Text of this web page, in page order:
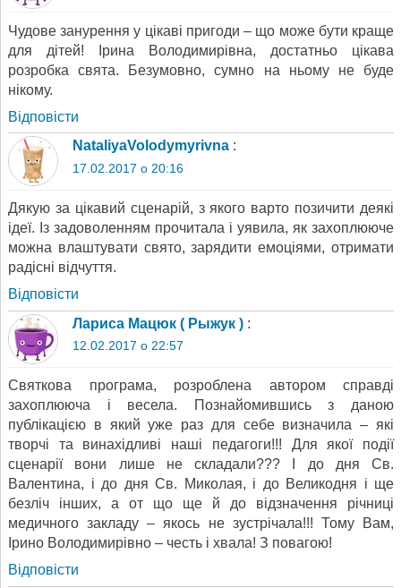
Чудове занурення у цікаві пригоди – що може бути краще
для дітей! Ірина Володимирівна, достатньо цікава
розробка свята. Безумовно, сумно на ньому не буде
нікому.
Відповіcти
NataliyaVolodymyrivna :
17.02.2017 о 20:16
Дякую за цікавий сценарій, з якого варто позичити деякі
ідеї. Із задоволенням прочитала і уявила, як захоплююче
можна влаштувати свято, зарядити емоціями, отримати
радісні відчуття.
Відповіcти
Лариса Мацюк ( Рыжук ) :
12.02.2017 о 22:57
Святкова програма, розроблена автором справді
захоплююча і весела. Познайомившись з даною
публікацією в який уже раз для себе визначила – які
творчі та винахідливі наші педагоги!!! Для якої події
сценарії вони лише не складали??? І до дня Св.
Валентина, і до дня Св. Миколая, і до Великодня і ще
безліч інших, а от що ще й до відзначення річниці
медичного закладу – якось не зустрічала!!! Тому Вам,
Ірино Володимирівно – честь і хвала! З повагою!
Відповіcти